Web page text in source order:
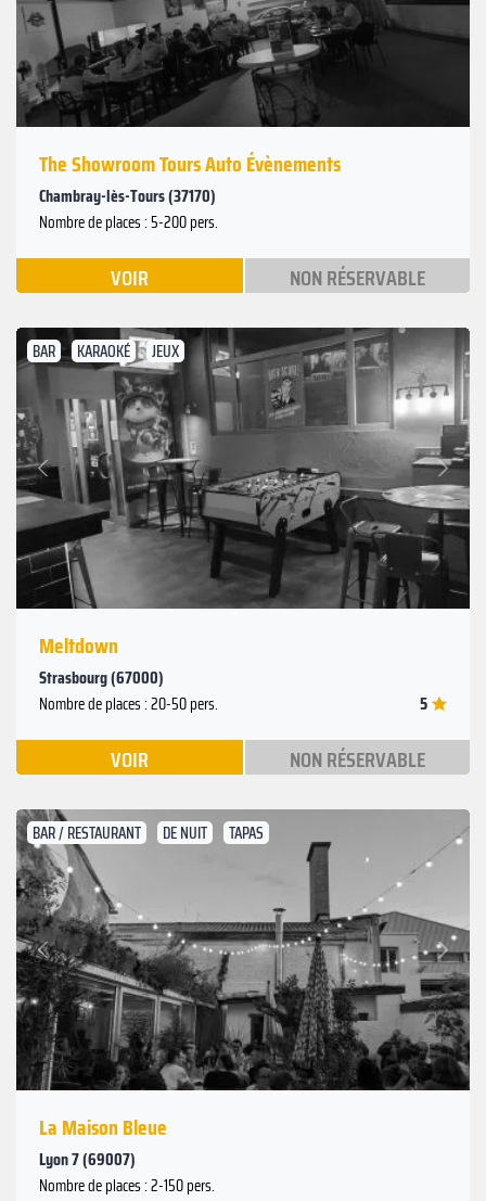
The Showroom Tours Auto Évènements
Chambray-lès-Tours (37170)
Nombre de places : 5-200 pers.
VOIR NON RÉSERVABLE
BAR KARAOKÉ JEUX
Précédent
Suivant
Meltdown
Strasbourg (67000)
Nombre de places : 20-50 pers. 5
VOIR NON RÉSERVABLE
BAR / RESTAURANT DE NUIT TAPAS
Précédent
Suivant
La Maison Bleue
Lyon 7 (69007)
Nombre de places : 2-150 pers.